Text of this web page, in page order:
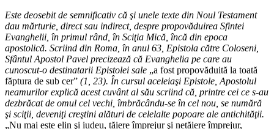
Este deosebit de semnificativ că şi unele texte din Noul Testament
dau mărturie, direct sau indirect, despre propovăduirea Sfintei
Evanghelii, în primul rând, în Sciţia Mică, încă din epoca
apostolică. Scriind din Roma, în anul 63, Epistola către Coloseni,
Sfântul Apostol Pavel precizează că Evanghelia pe care au
cunoscut-o destinatarii Epistolei sale „a fost propovăduită la toată
făptura de sub cer” (1, 23). În cursul aceleiaşi Epistole, Apostolul
neamurilor explică acest cuvânt al său scriind că, printre cei ce s-au
dezbrăcat de omul cel vechi, îmbrăcându-se în cel nou, se numără
şi sciţii, deveniţi creştini alături de celelalte popoare ale antichităţii.
„Nu mai este elin şi iudeu, tăiere împrejur şi netăiere împrejur,